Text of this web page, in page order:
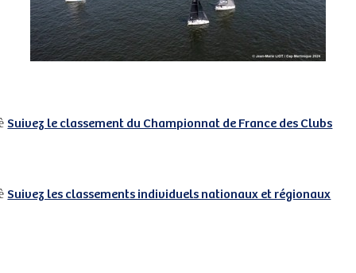
Suivez le classement du Championnat de France des Clubs
Suivez les classements individuels nationaux et régionaux